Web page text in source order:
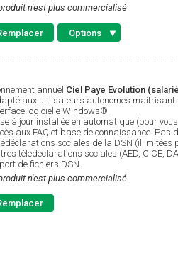
n'est plus commercialisé
Options
annuel Ciel Paye Evolution
aux utilisateurs autonomes maitrisant
logicielle Windows®.
à jour installée en automatique (pour
aux FAQ et base de connaissance. Pas
sociales de la DSN (illimitées
télédéclarations sociales (AED, CICE,
de fichiers DSN.
n'est plus commercialisé